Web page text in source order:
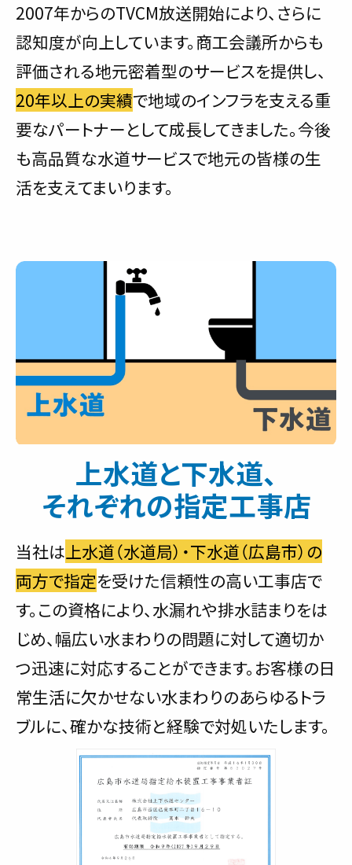
2007年からのTVCM放送開始により、さらに
認知度が向上しています。商工会議所からも
評価される地元密着型のサービスを提供し、
20年以上の実績で地域のインフラを支える重
要なパートナーとして成長してきました。今後
も高品質な水道サービスで地元の皆様の生
活を支えてまいります。
上水道と下水道、
それぞれの指定工事店
当社は上水道（水道局）・下水道（広島市）の
両方で指定を受けた信頼性の高い工事店で
す。この資格により、水漏れや排水詰まりをは
じめ、幅広い水まわりの問題に対して適切か
つ迅速に対応することができます。お客様の日
常生活に欠かせない水まわりのあらゆるトラ
ブルに、確かな技術と経験で対処いたします。